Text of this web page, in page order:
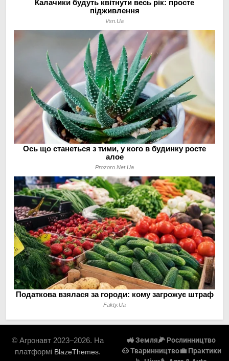
© Агронавт 2023–2026. На
платформі BlazeThemes.
🚜 Земля🌽 Рослинництво
🐽 Тваринництво💼 Практики